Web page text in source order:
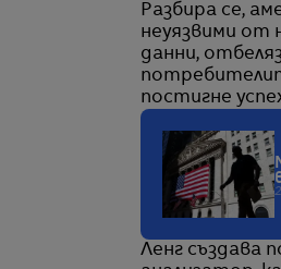
Разбира се,
неуязвими от
данни,
постигне
Ленг създава